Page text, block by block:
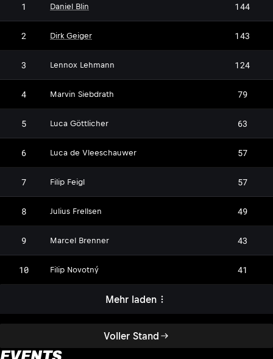
Voller Stand
1 Daniel Blin 144
2 Dirk Geiger 143
3 LL
Lennox Lehmann 124
4 MS
Marvin Siebdrath 79
5 LG
Luca Göttlicher 63
6 LV
Luca de Vleeschauwer 57
7 FF
Filip Feigl 57
8 JF
Julius Frellsen 49
9 MB
Marcel Brenner 43
10 FN
Filip Novotný 41
Mehr laden